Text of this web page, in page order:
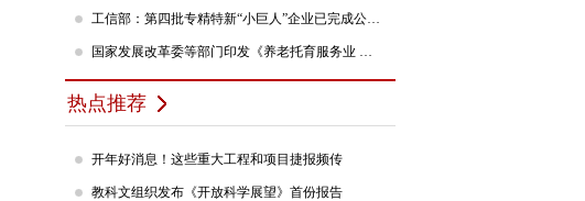
工信部：第四批专精特新“小巨人”企业已完成公示，民营企业占84%
国家发展改革委等部门印发《养老托育服务业 纾困扶持若干政策措施》的通知
热点推荐
开年好消息！这些重大工程和项目捷报频传
教科文组织发布《开放科学展望》首份报告